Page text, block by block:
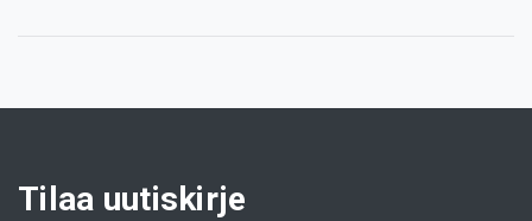
Tilaa uutiskirje